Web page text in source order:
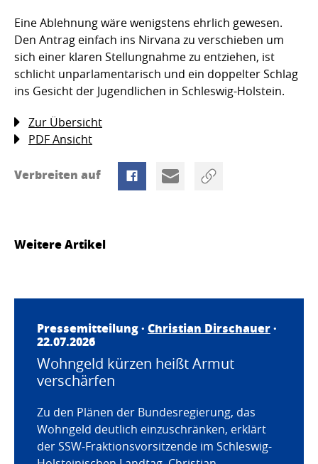
Eine Ablehnung wäre wenigstens ehrlich gewesen.
Den Antrag einfach ins Nirvana zu verschieben um
sich einer klaren Stellungnahme zu entziehen, ist
schlicht unparlamentarisch und ein doppelter Schlag
ins Gesicht der Jugendlichen in Schleswig-Holstein.
Zur Übersicht
PDF Ansicht
Verbreiten auf
Weitere Artikel
Pressemitteilung · Christian Dirschauer·
22.07.2026
Wohngeld kürzen heißt Armut
verschärfen
Zu den Plänen der Bundesregierung, das
Wohngeld deutlich einzuschränken, erklärt
der SSW-Fraktionsvorsitzende im Schleswig-